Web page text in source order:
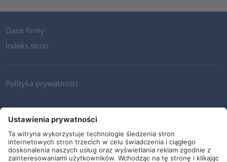
Dane firmy
Indeks stron
Polityka prywatności
Kontakt